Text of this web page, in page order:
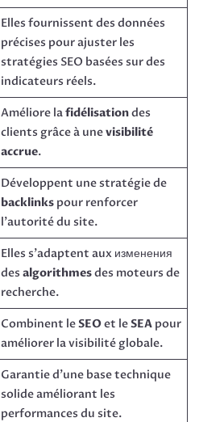
Elles fournissent des données
précises pour ajuster les
stratégies SEO basées sur des
indicateurs réels.
Améliore lafidélisationdes
clients grâce à unevisibilité
accrue.
Développent une stratégie de
backlinkspour renforcer
l’autorité du site.
Elles s’adaptent aux изменения
des algorithmesdes moteurs de
recherche.
Combinent leSEOet leSEApour
améliorer la visibilité globale.
Garantie d’une base technique
solide améliorant les
performances du site.